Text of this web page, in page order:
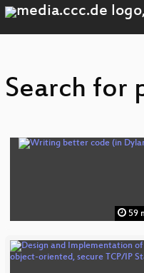
Search for
59